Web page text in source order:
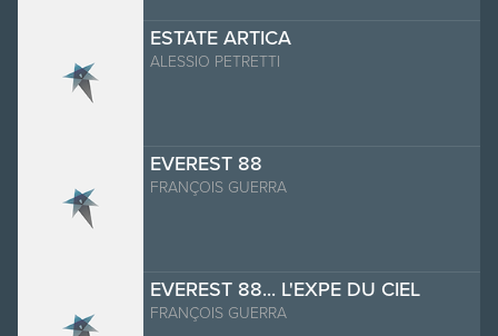
ESTATE ARTICA
ALESSIO PETRETTI
EVEREST 88
FRANÇOIS GUERRA
EVEREST 88... L'EXPE DU CIEL
FRANÇOIS GUERRA